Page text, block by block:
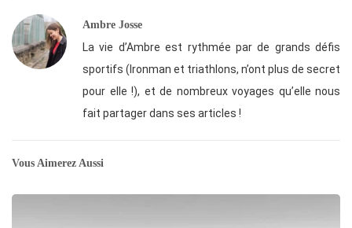
Ambre Josse
La vie d’Ambre est rythmée par de grands défis
sportifs (Ironman et triathlons, n’ont plus de secret
pour elle !), et de nombreux voyages qu’elle nous
fait partager dans ses articles !
Vous Aimerez Aussi